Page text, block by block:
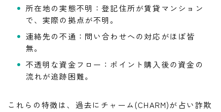
所在地の実態不明：登記住所が賃貸マンション
で、実際の拠点が不明。
連絡先の不通：問い合わせへの対応がほぼ皆
無。
不透明な資金フロー：ポイント購入後の資金の
流れが追跡困難。
これらの特徴は、過去にチャーム(CHARM)が占い詐欺